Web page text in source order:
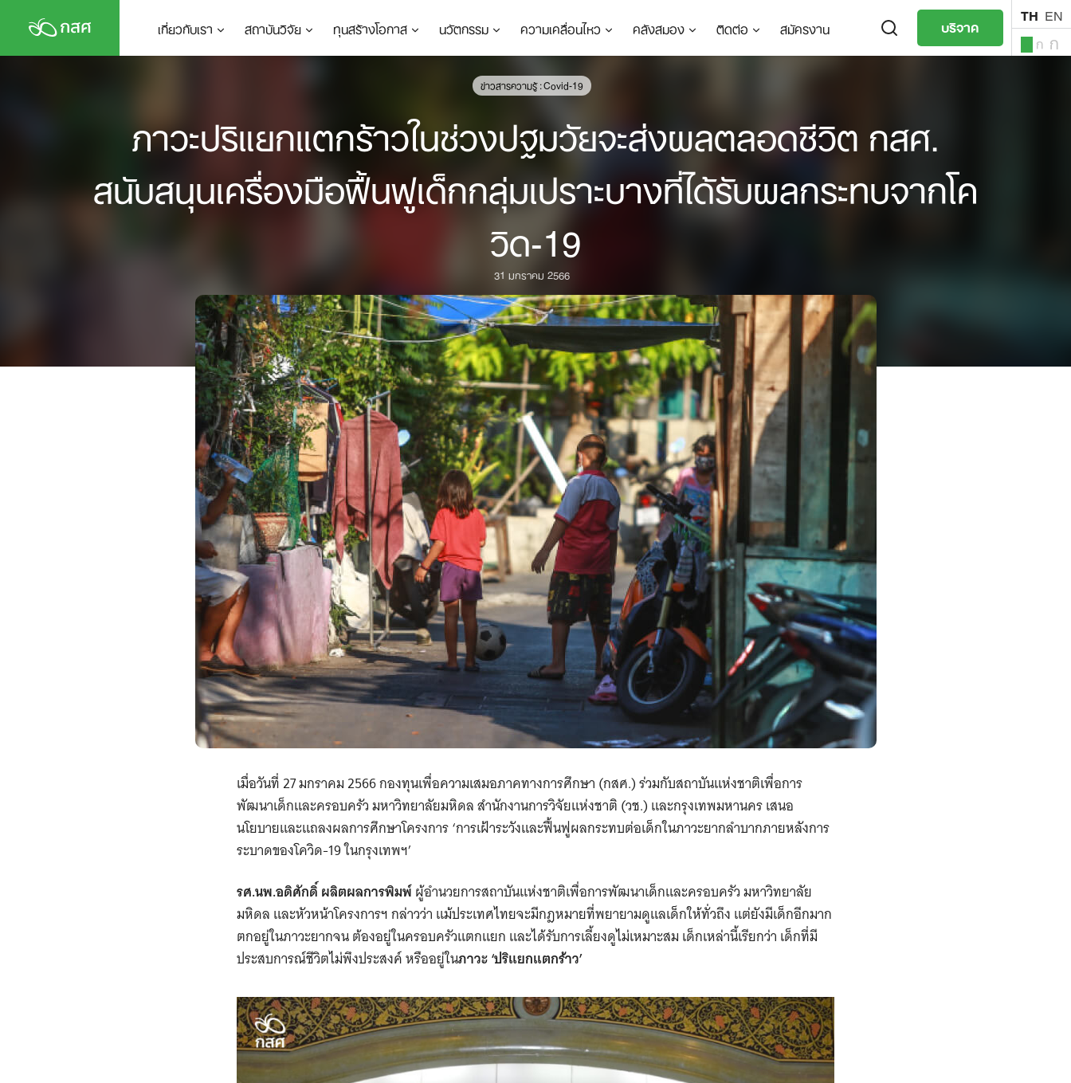
content
เกี่ยวกับเรา สถาบันวิจัย ทุนสร้างโอกาส นวัตกรรม ความเคลื่อนไหว คลังสมอง ติดต่อ สมัครงาน บริจาค TH EN
ก ก
ข่าวสารความรู้ : Covid-19
ภาวะปริแยกแตกร้าวในช่วงปฐมวัยจะส่งผลตลอดชีวิต กสศ.
สนับสนุนเครื่องมือฟื้นฟูเด็กกลุ่มเปราะบางที่ได้รับผลกระทบจากโค
วิด-19
31 มกราคม 2566
เมื่อวันที่ 27 มกราคม 2566 กองทุนเพื่อความเสมอภาคทางการศึกษา (กสศ.) ร่วมกับสถาบันแห่งชาติเพื่อการ
พัฒนาเด็กและครอบครัว มหาวิทยาลัยมหิดล สำนักงานการวิจัยแห่งชาติ (วช.) และกรุงเทพมหานคร เสนอ
นโยบายและแถลงผลการศึกษาโครงการ ‘การเฝ้าระวังและฟื้นฟูผลกระทบต่อเด็กในภาวะยากลำบากภายหลังการ
ระบาดของโควิด-19 ในกรุงเทพฯ’
รศ.นพ.อดิศักดิ์ ผลิตผลการพิมพ์ผู้อำนวยการสถาบันแห่งชาติเพื่อการพัฒนาเด็กและครอบครัว มหาวิทยาลัย
มหิดล และหัวหน้าโครงการฯ กล่าวว่า แม้ประเทศไทยจะมีกฎหมายที่พยายามดูแลเด็กให้ทั่วถึง แต่ยังมีเด็กอีกมาก
ตกอยู่ในภาวะยากจน ต้องอยู่ในครอบครัวแตกแยก และได้รับการเลี้ยงดูไม่เหมาะสม เด็กเหล่านี้เรียกว่า เด็กที่มี
ประสบการณ์ชีวิตไม่พึงประสงค์ หรืออยู่ในภาวะ ‘ปริแยกแตกร้าว’